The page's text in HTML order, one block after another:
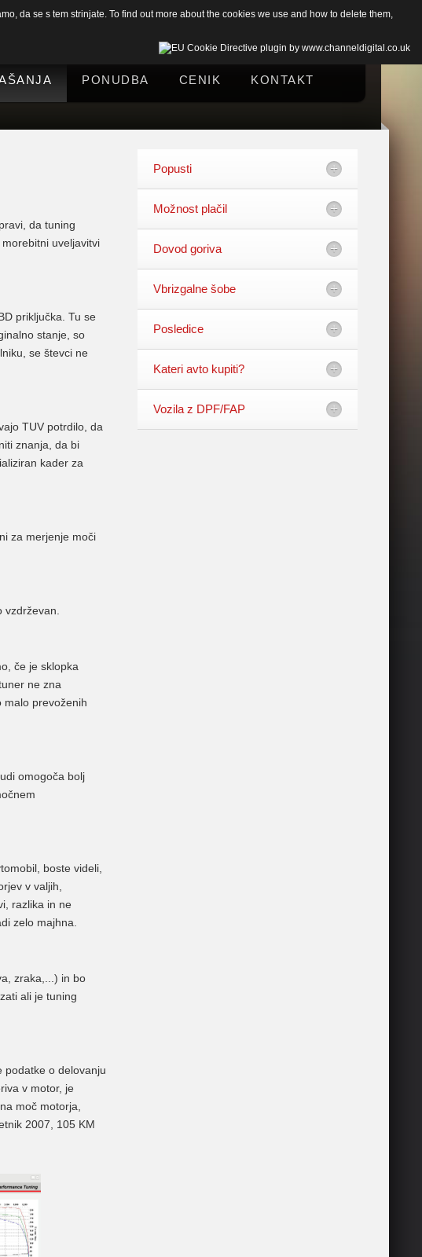
PONUDBA CENIK KONTAKT
da tuning
uveljavitvi
priključka. Tu se
stanje, so
se števci ne
TUV potrdilo, da
znanja, da bi
kader za
za merjenje moči
če je sklopka
ne zna
malo prevoženih
omogoča bolj
boste videli,
v valjih,
razlika in ne
zelo majhna.
zraka,...) in bo
ali je tuning
podatke o delovanju
v motor, je
moč motorja,
2007, 105 KM
Popusti
Možnost plačil
Dovod goriva
Vbrizgalne šobe
Posledice
Kateri avto kupiti?
Vozila z DPF/FAP
da se s tem strinjate. To find out more about the cookies we use and how to delete them,